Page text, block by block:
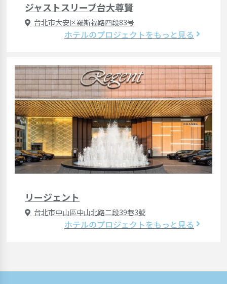
ジャストスリープ台大尊賢
台北市大安区羅斯福路四段83号
ホテルのプロジェクトをもっと見る
リージェント
台北市中山區中山北路二段39巷3號
ホテルのプロジェクトをもっと見る